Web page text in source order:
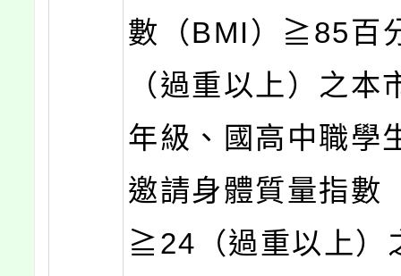
數（BMI）≧85百
（過重以上）之本
年級、國高中職學
邀請身體質量指數
≧24（過重以上）